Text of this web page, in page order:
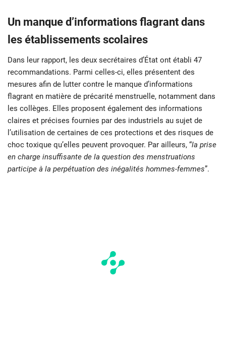
Un manque d’informations flagrant dans
les établissements scolaires
Dans leur rapport, les deux secrétaires d’État ont établi 47
recommandations. Parmi celles-ci, elles présentent des
mesures afin de lutter contre le manque d’informations
flagrant en matière de précarité menstruelle, notamment dans
les collèges. Elles proposent également des informations
claires et précises fournies par des industriels au sujet de
l’utilisation de certaines de ces protections et des risques de
choc toxique qu’elles peuvent provoquer. Par ailleurs, “la prise
en charge insuffisante de la question des menstruations
participe à la perpétuation des inégalités hommes-femmes”.